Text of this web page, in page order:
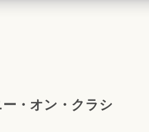
・オン・クラシ